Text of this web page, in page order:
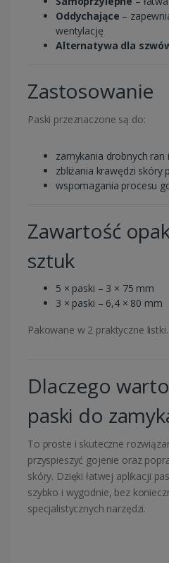
Oddychające –
wentylację
Alternatywa dla
Zastosowanie
Paski przeznaczone są do:
zamykania drobnych ran
zbliżania krawędzi skóry
wspomagania procesu
Zawartość
sztuk
5 × paski – 3 × 75 mm
3 × paski – 6,4 × 80 mm
Pakowane w 2 praktyczne listki.
Dlaczego
paski do
To proste i skuteczne
przyspieszyć gojenie oraz
skóry. Dzięki łatwej aplikacji
szybko i wygodnie, bez
specjalistycznych narzędzi.